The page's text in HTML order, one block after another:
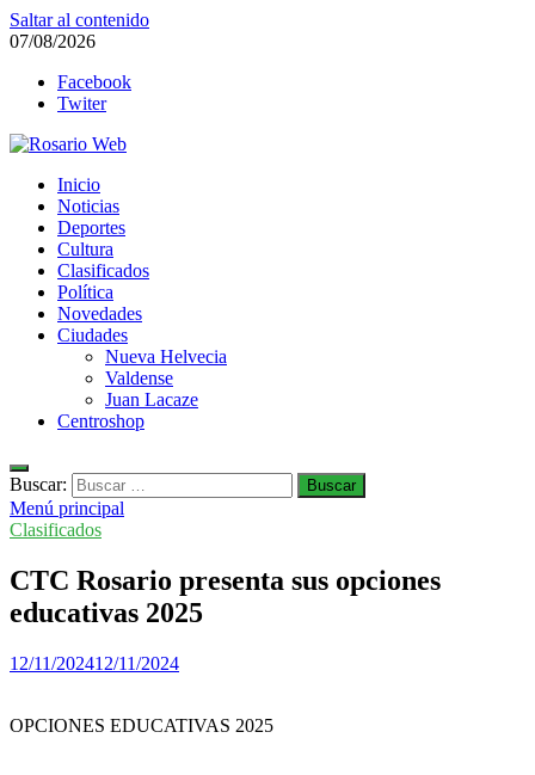
Saltar al contenido
07/08/2026
Facebook
Twiter
Rosario Web
Todas la noticias de Rosario y la zona
Inicio
Noticias
Deportes
Cultura
Clasificados
Política
Novedades
Ciudades
Nueva Helvecia
Valdense
Juan Lacaze
Centroshop
Buscar:
Menú principal
Clasificados
CTC Rosario presenta sus opciones
educativas 2025
12/11/202412/11/2024
OPCIONES EDUCATIVAS 2025